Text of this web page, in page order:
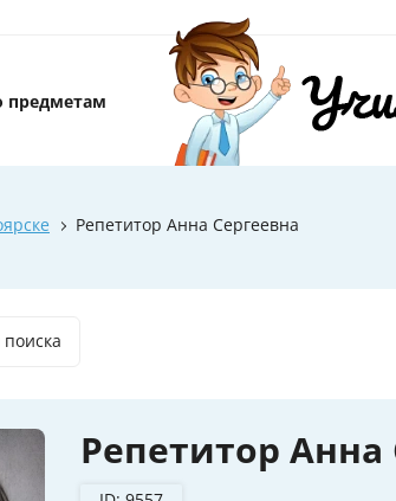
предметам
Репетитор Анна Сергеевна
Репетитор Анна